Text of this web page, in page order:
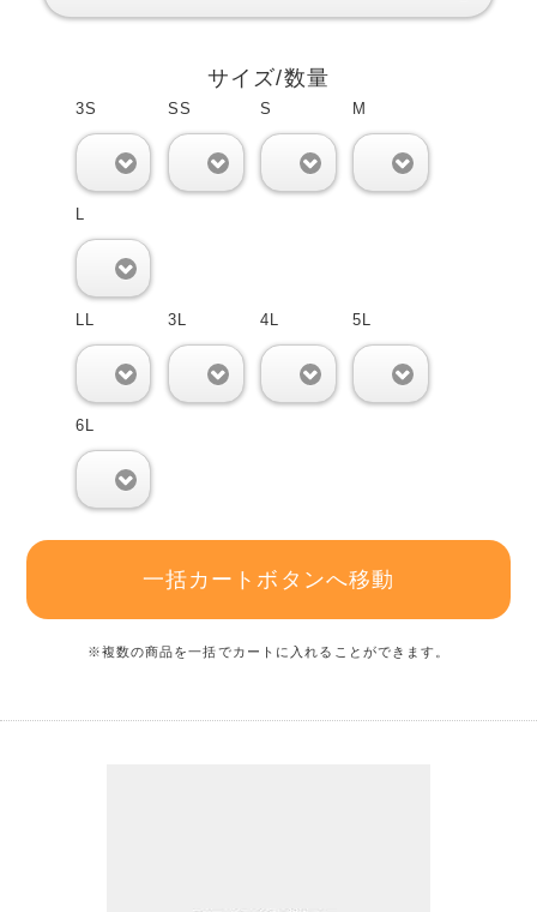
サイズ/数量
3S SS S M
L
LL 3L 4L 5L
6L
一括カートボタンへ移動
※複数の商品を一括でカートに入れることができます。